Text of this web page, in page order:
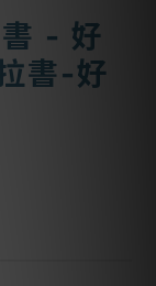
- 好
書-好